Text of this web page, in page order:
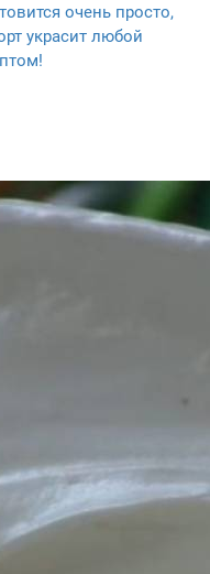
очень просто,
украсит любой